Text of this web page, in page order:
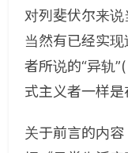
对列斐伏尔来
当然有已经实
者所说的“异轨
式主义者一样是
关于前言的内